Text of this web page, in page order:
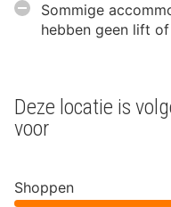
Sommige
hebben geen lift
Deze locatie is
voor
Shoppen